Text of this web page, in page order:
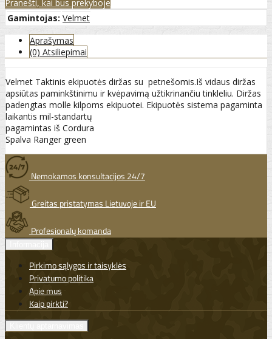
Pranešti, kai bus prekyboje
Gamintojas: Velmet
Aprašymas
(0) Atsiliepimai
Velmet Taktinis ekipuotės diržas su petnešomis.Iš vidaus diržas
apsiūtas paminkštinimu ir kvėpavimą užtikrinančiu tinkleliu. Diržas
padengtas molle kilpoms ekipuotei. Ekipuotės sistema pagaminta
laikantis mil-standartų
pagamintas iš Cordura
Spalva Ranger green
Nemokamos konsultacijos 24/7
Greitas pristatymas Lietuvoje ir EU
Profesionalų komanda
Pirkimo sąlygos ir taisyklės
Privatumo politika
Apie mus
Kaip pirkti?